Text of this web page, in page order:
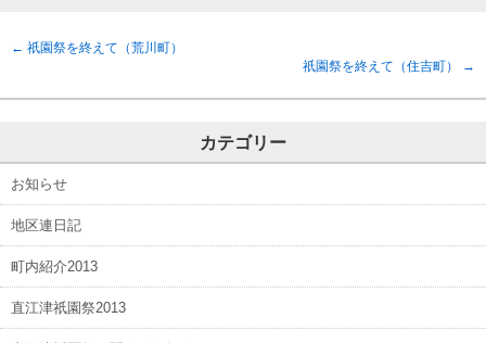
← 祇園祭を終えて（荒川町）
祇園祭を終えて（住吉町）
→
カテゴリー
お知らせ
地区連日記
町内紹介2013
直江津祇園祭2013